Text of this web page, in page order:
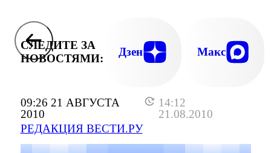
09:26 21 АВГУСТА
2010
14:12
21.08.2010
РЕДАКЦИЯ ВЕСТИ.РУ
СЛЕДИТЕ ЗА
НОВОСТЯМИ:
Дзен Макс